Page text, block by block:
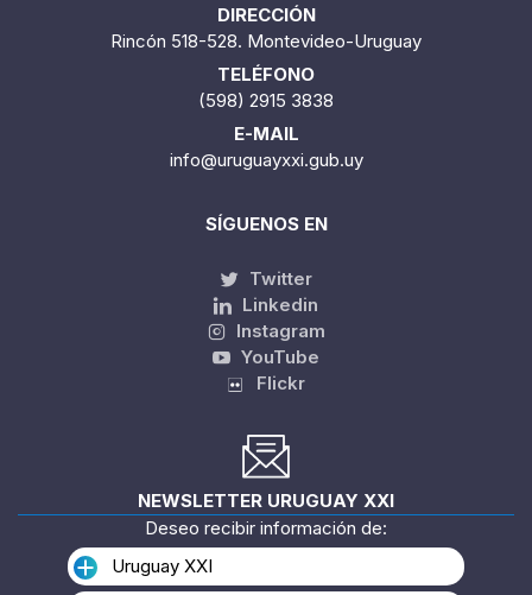
DIRECCIÓN
Rincón 518-528. Montevideo-Uruguay
TELÉFONO
(598) 2915 3838
E-MAIL
info@uruguayxxi.gub.uy
SÍGUENOS EN
Twitter
Linkedin
Instagram
YouTube
Flickr
NEWSLETTER URUGUAY XXI
Deseo recibir información de:
Uruguay XXI